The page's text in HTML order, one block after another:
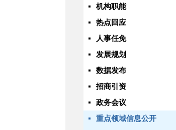
机构职能
热点回应
人事任免
发展规划
数据发布
招商引资
政务会议
重点领域信息公开